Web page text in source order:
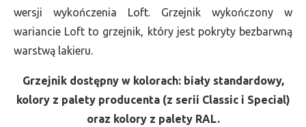
wersji wykończenia Loft. Grzejnik wykończony w
wariancie Loft to grzejnik, który jest pokryty bezbarwną
warstwą lakieru.
Grzejnik dostępny w kolorach: biały standardowy,
kolory z palety producenta (z serii Classic i Special)
oraz kolory z palety RAL.